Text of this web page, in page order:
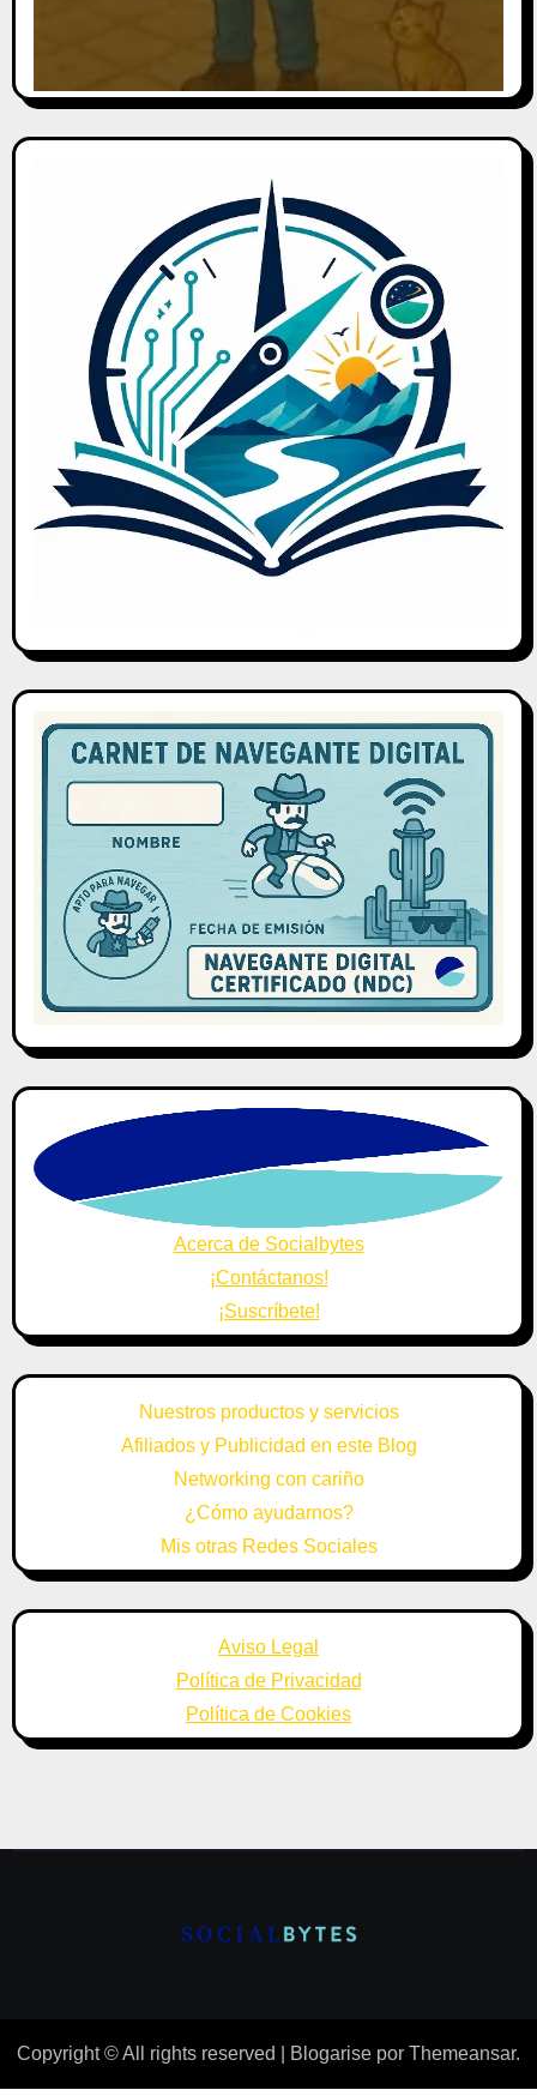
Acerca de Socialbytes
¡Contáctanos!
¡Suscríbete!
Nuestros productos y servicios
Afiliados y Publicidad en este Blog
Networking con cariño
¿Cómo ayudarnos?
Mis otras Redes Sociales
Aviso Legal
Política de Privacidad
Política de Cookies
Copyright © All rights reserved Blogarise por Themeansar.